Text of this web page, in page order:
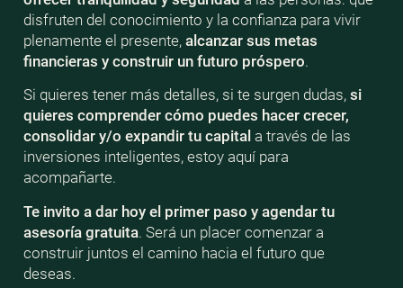
disfruten del conocimiento y la confianza para vivir
plenamente el presente, alcanzar sus metas
financieras y construir un futuro próspero.
Si quieres tener más detalles, si te surgen dudas, si
quieres comprender cómo puedes hacer crecer,
consolidar y/o expandir tu capital a través de las
inversiones inteligentes, estoy aquí para
acompañarte.
Te invito a dar hoy el primer paso y agendar tu
asesoría gratuita. Será un placer comenzar a
construir juntos el camino hacia el futuro que
deseas.